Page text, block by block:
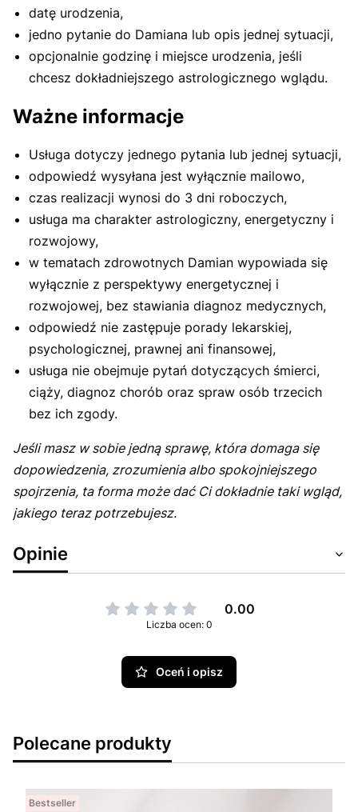
datę urodzenia,
jedno pytanie do Damiana lub opis jednej sytuacji,
opcjonalnie godzinę i miejsce urodzenia, jeśli
chcesz dokładniejszego astrologicznego wglądu.
Ważne informacje
Usługa dotyczy jednego pytania lub jednej sytuacji,
odpowiedź wysyłana jest wyłącznie mailowo,
czas realizacji wynosi do 3 dni roboczych,
usługa ma charakter astrologiczny, energetyczny i
rozwojowy,
w tematach zdrowotnych Damian wypowiada się
wyłącznie z perspektywy energetycznej i
rozwojowej, bez stawiania diagnoz medycznych,
odpowiedź nie zastępuje porady lekarskiej,
psychologicznej, prawnej ani finansowej,
usługa nie obejmuje pytań dotyczących śmierci,
ciąży, diagnoz chorób oraz spraw osób trzecich
bez ich zgody.
Jeśli masz w sobie jedną sprawę, która domaga się
dopowiedzenia, zrozumienia albo spokojniejszego
spojrzenia, ta forma może dać Ci dokładnie taki wgląd,
jakiego teraz potrzebujesz.
Opinie
0.00
Liczba ocen: 0
Oceń i opisz
Polecane produkty
Bestseller